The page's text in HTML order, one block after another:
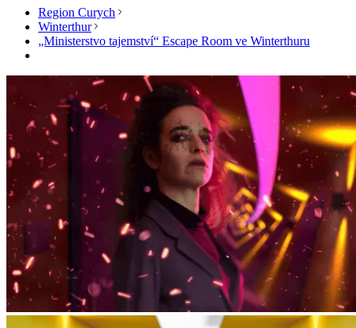
Region Curych
Winterthur
„Ministerstvo tajemství“ Escape Room ve Winterthuru